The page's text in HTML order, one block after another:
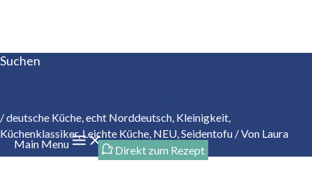
Suchen
Main Menu
/deutsche Küche,echt Norddeutsch, Kleinigkeit,
Küchenklassiker,Leichte Küche, NEU,Seidentofu / Von Laura
Direkt zum Rezept -